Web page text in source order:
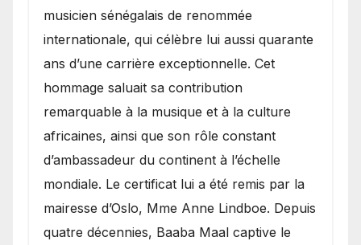
musicien sénégalais de renommée
internationale, qui célèbre lui aussi quarante
ans d’une carrière exceptionnelle. Cet
hommage saluait sa contribution
remarquable à la musique et à la culture
africaines, ainsi que son rôle constant
d’ambassadeur du continent à l’échelle
mondiale. Le certificat lui a été remis par la
mairesse d’Oslo, Mme Anne Lindboe. Depuis
quatre décennies, Baaba Maal captive le